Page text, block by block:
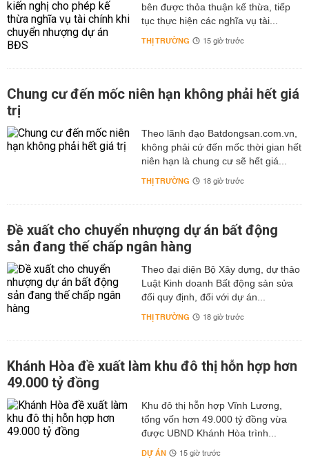
bên được thỏa thuận kế thừa, tiếp
tục thực hiện các nghĩa vụ tài...
THỊ TRƯỜNG 15 giờ trước
Chung cư đến mốc niên hạn không phải hết giá
trị
Theo lãnh đạo Batdongsan.com.vn,
không phải cứ đến mốc thời gian hết
niên hạn là chung cư sẽ hết giá...
THỊ TRƯỜNG 18 giờ trước
Đề xuất cho chuyển nhượng dự án bất động
sản đang thế chấp ngân hàng
Theo đại diện Bộ Xây dựng, dự thảo
Luật Kinh doanh Bất động sản sửa
đổi quy định, đối với dự án...
THỊ TRƯỜNG 18 giờ trước
Khánh Hòa đề xuất làm khu đô thị hỗn hợp hơn
49.000 tỷ đồng
Khu đô thị hỗn hợp Vĩnh Lương,
tổng vốn hơn 49.000 tỷ đồng vừa
được UBND Khánh Hòa trình...
DỰ ÁN 15 giờ trước